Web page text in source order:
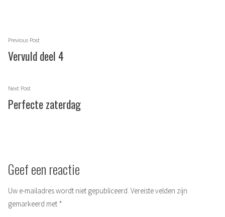
Berichtnavigatie
Previous PostPrevious
post:
Vervuld deel 4
Next PostNext
post:
Perfecte zaterdag
Geef een reactie
Uw e-mailadres wordt niet gepubliceerd. Vereiste velden zijn
gemarkeerd met *